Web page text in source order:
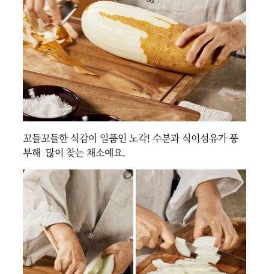
꼬들꼬들한 식감이 일품인 노각! 수분과 식이섬유가 풍
부해  많이 찾는 채소예요.